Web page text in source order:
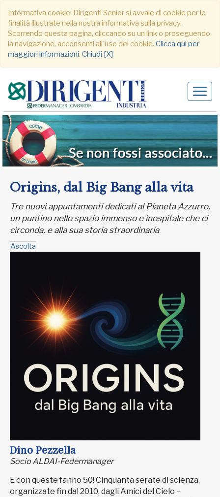
Informativa cookie: Dirigenti Senior si avvale di cookie per le
finalità illustrate nella nostra informativa sulla privacy.
Scorrendo questa pagina, cliccando su un link o proseguendo
la navigazione, acconsenti all´uso dei cookie. Clicca qui per
maggiori informazioni. Chiudi [X]
Origins, dal Big Bang alla vita
Tre nuovi appuntamenti dedicati al Pianeta Azzurro,
un puntino nello spazio immenso e inospitale che ci
circonda, e alla sua storia straordinaria
Ascolta
Dino Pezzella
Socio ALDAI-Federmanager
E con queste fanno 50! Cinquanta serate di scienza,
organizzate fin dal 2010, dagli Amici del Cielo –